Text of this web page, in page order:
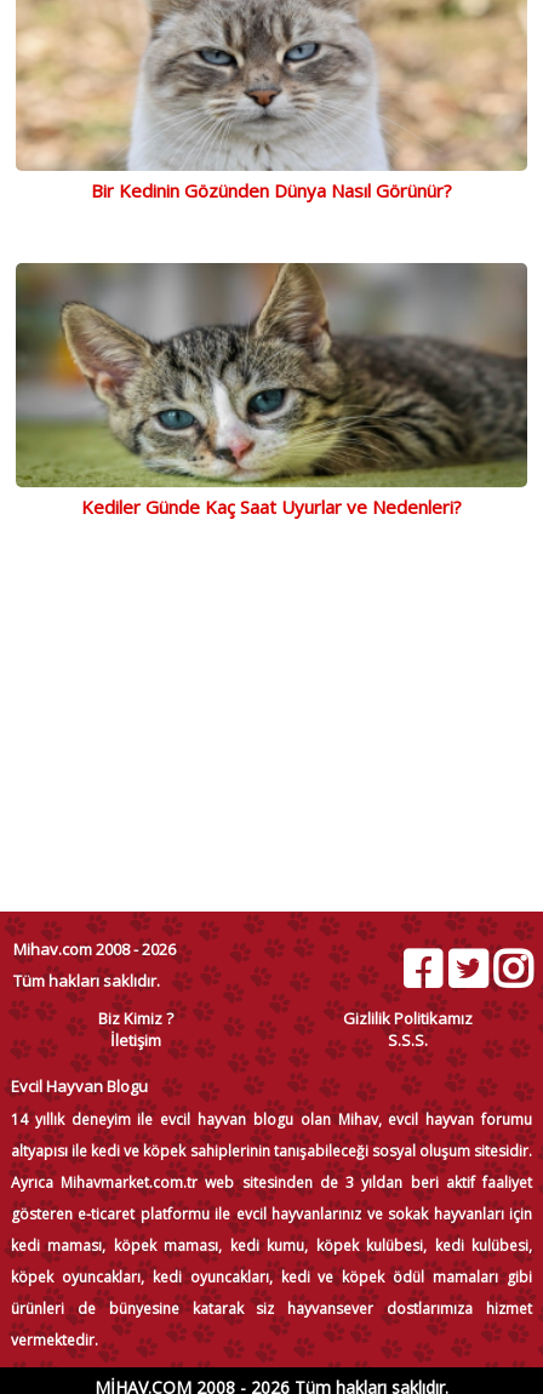
Bir Kedinin Gözünden Dünya Nasıl Görünür?
Kediler Günde Kaç Saat Uyurlar ve Nedenleri?
Mihav.com 2008 - 2026
Tüm hakları saklıdır.
Biz Kimiz ?
Gizlilik Politikamız
İletişim
S.S.S.
Evcil Hayvan Blogu
14 yıllık deneyim ile evcil hayvan blogu olan Mihav, evcil hayvan forumu
altyapısı ile kedi ve köpek sahiplerinin tanışabileceği sosyal oluşum sitesidir.
Ayrıca Mihavmarket.com.tr web sitesinden de 3 yıldan beri aktif faaliyet
gösteren e-ticaret platformu ile evcil hayvanlarınız ve sokak hayvanları için
kedi maması, köpek maması, kedi kumu, köpek kulübesi, kedi kulübesi,
köpek oyuncakları, kedi oyuncakları, kedi ve köpek ödül mamaları gibi
ürünleri de bünyesine katarak siz hayvansever dostlarımıza hizmet
vermektedir.
MİHAV.COM 2008 - 2026 Tüm hakları saklıdır.